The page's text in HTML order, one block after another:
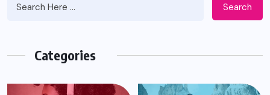
Search
Categories